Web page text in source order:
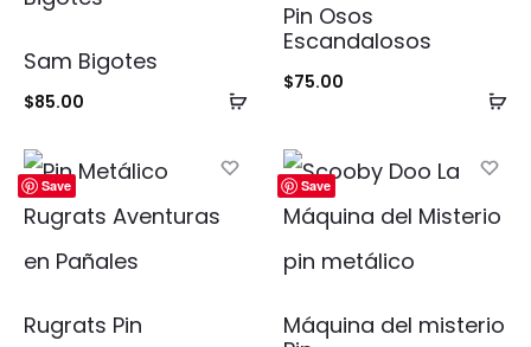
Añadir
carrito
Sam Bigotes
$85.00
Pin Osos
Escandalosos
$75.00
Save
Rugrats Pin
Save
Máquina del misterio